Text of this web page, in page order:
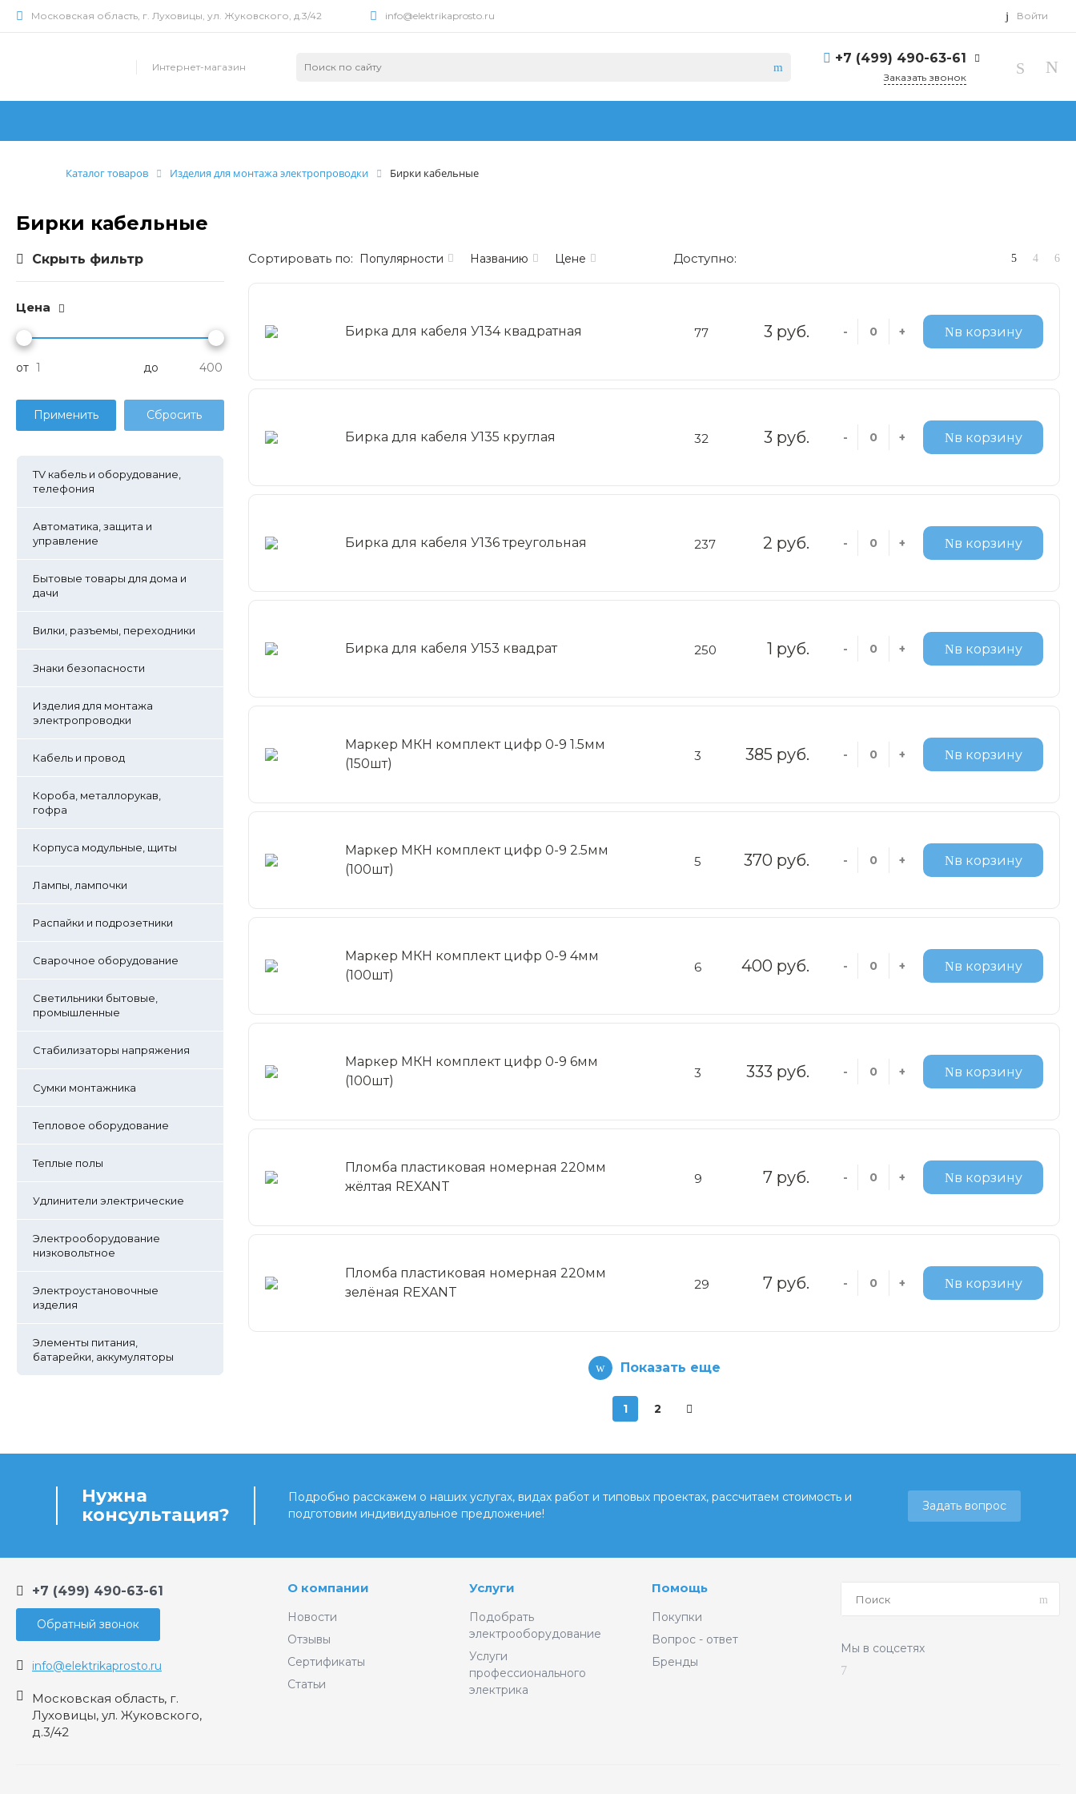
Московская область, г. Луховицы, ул. Жуковского, д.3/42 info@elektrikaprosto.ru Войти
Интернет-магазин
+7 (499) 490-63-61
Заказать звонок
Каталог товаров Изделия для монтажа электропроводки Бирки кабельные
Бирки кабельные
Скрыть фильтр
Цена
от до
TV кабель и оборудование,
телефония
Автоматика, защита и
управление
Бытовые товары для дома и
дачи
Вилки, разъемы, переходники
Знаки безопасности
Изделия для монтажа
электропроводки
Кабель и провод
Короба, металлорукав,
гофра
Корпуса модульные, щиты
Лампы, лампочки
Распайки и подрозетники
Сварочное оборудование
Светильники бытовые,
промышленные
Стабилизаторы напряжения
Сумки монтажника
Тепловое оборудование
Теплые полы
Удлинители электрические
Электрооборудование
низковольтное
Электроустановочные
изделия
Элементы питания,
батарейки, аккумуляторы
Cортировать по: Популярности Названию Цене Доступно:
Бирка для кабеля У134 квадратная 77 3 руб. - + в корзину
Бирка для кабеля У135 круглая 32 3 руб. - + в корзину
Бирка для кабеля У136 треугольная 237 2 руб. - + в корзину
Бирка для кабеля У153 квадрат 250 1 руб. - + в корзину
Маркер МКН комплект цифр 0-9 1.5мм
(150шт)
3 385 руб. - + в корзину
Маркер МКН комплект цифр 0-9 2.5мм
(100шт)
5 370 руб. - + в корзину
Маркер МКН комплект цифр 0-9 4мм
(100шт)
6 400 руб. - + в корзину
Маркер МКН комплект цифр 0-9 6мм
(100шт)
3 333 руб. - + в корзину
Пломба пластиковая номерная 220мм
жёлтая REXANT
9 7 руб. - + в корзину
Пломба пластиковая номерная 220мм
зелёная REXANT
29 7 руб. - + в корзину
Показать еще
1 2
Нужна
консультация?
Подробно расскажем о наших услугах, видах работ и типовых проектах, рассчитаем стоимость и
подготовим индивидуальное предложение!
Задать вопрос
+7 (499) 490-63-61
Обратный звонок
info@elektrikaprosto.ru
Московская область, г.
Луховицы, ул. Жуковского,
д.3/42
О компании
Новости
Отзывы
Сертификаты
Статьи
Услуги
Подобрать
электрооборудование
Услуги
профессионального
электрика
Помощь
Покупки
Вопрос - ответ
Бренды
Мы в соцсетях